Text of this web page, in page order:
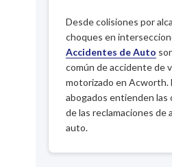
Desde colisiones por
choques en
Accidentes de Auto
común de accidente de
motorizado en Acworth.
abogados entienden las
de las reclamaciones de
auto.